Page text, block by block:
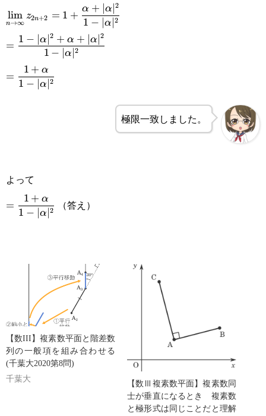
\displaystyle\lim_{n\rightarrow\infty}
z_{2n+2}=1+\frac{\alpha+|\alpha|^2}
{1-|\alpha|^2}
n→∞
lim z2n+2 = 1 +
1 − α 2
α + ∣α ∣2
\displaystyle =\frac{1-
|\alpha|^2+\alpha+|\alpha|^2}
{1-|\alpha|^2}
=
1 − ∣α ∣2
1 − ∣α∣2 + α + ∣α∣2
\displaystyle
=\frac{1+\alpha}
=
1 − α 2
1 + α
極限一致しました。
よって
\displaystyle
=\frac{1+\alpha}
=
1 − α 2
1 + α （答え）
【数III】複素数平面と階差数
列の一般項を組み合わせる
(千葉大2020第8問)
千葉大
【数Ⅲ複素数平面】複素数同
士が垂直になるとき 複素数
と極形式は同じことだと理解